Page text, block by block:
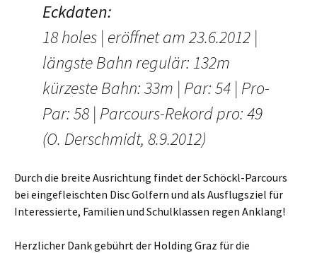
Eckdaten:
18 holes | eröffnet am 23.6.2012 |
längste Bahn regulär: 132m
kürzeste Bahn: 33m | Par: 54 | Pro-
Par: 58 | Parcours-Rekord pro: 49
(O. Derschmidt, 8.9.2012)
Durch die breite Ausrichtung findet der Schöckl-Parcours
bei eingefleischten Disc Golfern und als Ausflugsziel für
Interessierte, Familien und Schulklassen regen Anklang!
Herzlicher Dank gebührt der Holding Graz für die